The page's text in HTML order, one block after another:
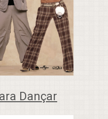
Dançar